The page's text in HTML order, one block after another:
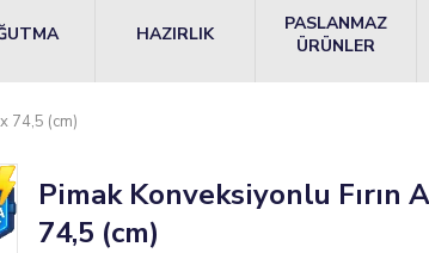
HAZIRLIK
PASLANMAZ
ÜRÜNLER
74,5 (cm)
Pimak Konveksiyonlu Fırın
74,5 (cm)